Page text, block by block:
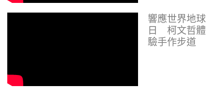
響應世界地球
日 柯文哲體
驗手作步道